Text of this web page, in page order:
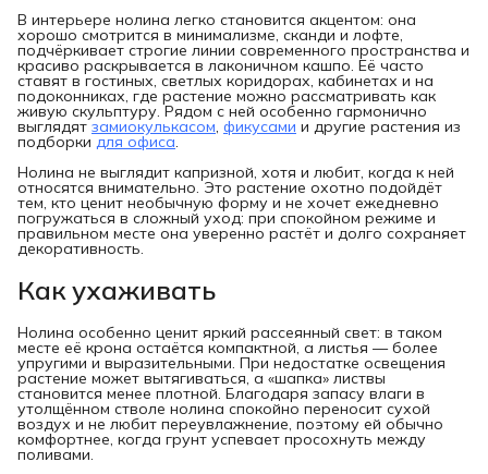
В интерьере нолина легко становится акцентом: она
хорошо смотрится в минимализме, сканди и лофте,
подчёркивает строгие линии современного пространства и
красиво раскрывается в лаконичном кашпо. Её часто
ставят в гостиных, светлых коридорах, кабинетах и на
подоконниках, где растение можно рассматривать как
живую скульптуру. Рядом с ней особенно гармонично
выглядятзамиокулькасом фикусами и другие растения из
подборки для офиса
Нолина не выглядит капризной, хотя и любит, когда к ней
относятся внимательно. Это растение охотно подойдёт
тем, кто ценит необычную форму и не хочет ежедневно
погружаться в сложный уход: при спокойном режиме и
правильном месте она уверенно растёт и долго сохраняет
декоративность.
Как ухаживать
Нолина особенно ценит яркий рассеянный свет: в таком
месте её крона остаётся компактной, а листья — более
упругими и выразительными. При недостатке освещения
растение может вытягиваться, а «шапка» листвы
становится менее плотной. Благодаря запасу влаги в
утолщённом стволе нолина спокойно переносит сухой
воздух и не любит переувлажнение, поэтому ей обычно
комфортнее, когда грунт успевает просохнуть между
поливами.